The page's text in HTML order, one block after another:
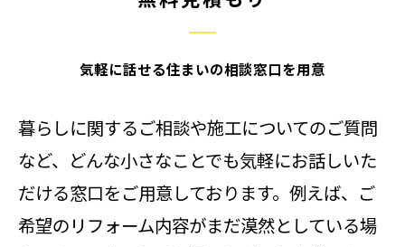
気軽に話せる住まいの相談窓口を用意
暮らしに関するご相談や施工についてのご質問
など、どんな小さなことでも気軽にお話しいた
だける窓口をご用意しております。例えば、ご
希望のリフォーム内容がまだ漠然としている場